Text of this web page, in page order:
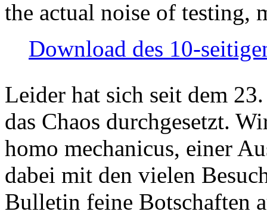
the actual noise of testing,
Download des 10-
Leider hat sich seit dem
das Chaos durchgesetzt.
homo mechanicus, einer
dabei mit den vielen
Bulletin feine Botschaften